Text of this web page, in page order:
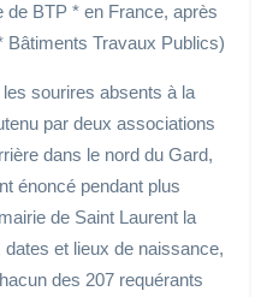
de BTP * en France, après
Bâtiments Travaux Publics)
sourires absents à la
par deux associations
dans le nord du Gard,
énoncé pendant plus
de Saint Laurent la
et lieux de naissance,
des 207 requérants